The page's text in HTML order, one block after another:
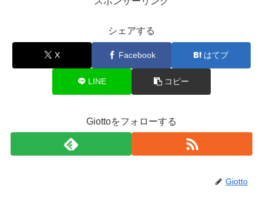
シェアする
X Facebook はてブ
LINE コピー
Giottoをフォローする
Giotto